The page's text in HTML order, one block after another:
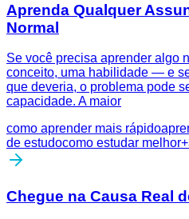
Aprenda Qualquer
Normal
Se você precisa aprender algo
conceito, uma habilidade — e
que deveria, o problema pode
capacidade. A maior
como aprender mais rápido
de estudocomo estudar melhor+
Chegue na Causa Real